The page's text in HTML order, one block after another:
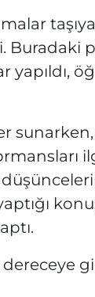
Buradaki
sunarken,